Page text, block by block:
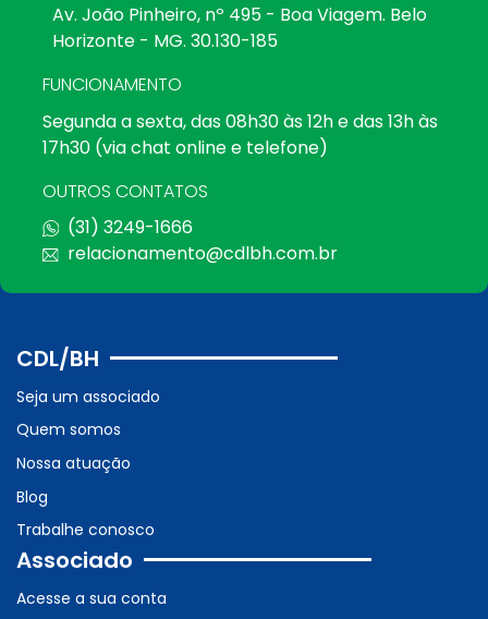
Av. João Pinheiro, nº 495 - Boa Viagem. Belo
Horizonte - MG. 30.130-185
FUNCIONAMENTO
Segunda a sexta, das 08h30 às 12h e das 13h às
17h30 (via chat online e telefone)
OUTROS CONTATOS
(31) 3249-1666
relacionamento@cdlbh.com.br
CDL/BH
Seja um associado
Quem somos
Nossa atuação
Blog
Trabalhe conosco
Associado
Acesse a sua conta